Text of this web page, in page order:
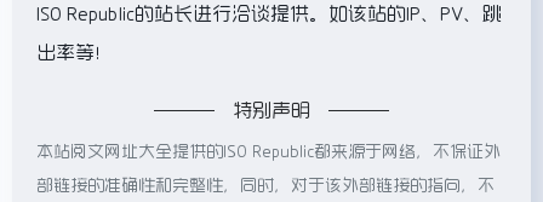
ISO Republic的站长进行洽谈提供。如该站的IP、PV、跳
出率等！
特别声明
本站阅文网址大全提供的ISO Republic都来源于网络，不保证外
部链接的准确性和完整性，同时，对于该外部链接的指向，不